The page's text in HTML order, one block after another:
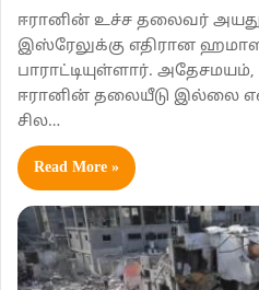
ஈரானின் உச்ச தலைவர்
இஸ்ரேலுக்கு எதிரான
பாராட்டியுள்ளார்.
ஈரானின் தலையீடு இல்லை
சில…
Read More »